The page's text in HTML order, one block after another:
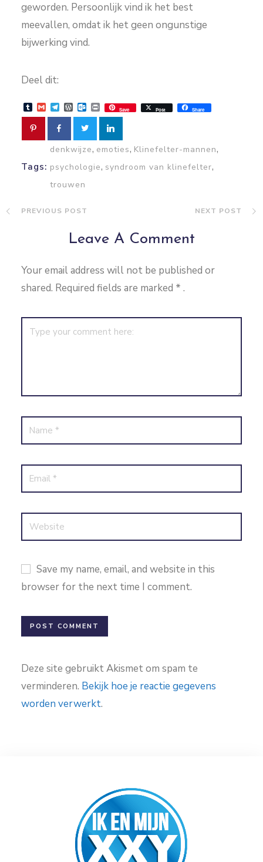
geworden. Persoonlijk vind ik het best
meevallen, omdat ik het geen ongunstige
bijwerking vind.
Deel dit:
Tumblr
GmailTelegram
WordPress
Outlook.com
PrintSave Post Share
Tags:
denkwijze, emoties, Klinefelter-mannen,
psychologie, syndroom van klinefelter,
trouwen
PREVIOUS POST NEXT POST
Leave A Comment
Your email address will not be published or
shared. Required fields are marked * .
Save my name, email, and website in this
browser for the next time I comment.
Deze site gebruikt Akismet om spam te
verminderen. Bekijk hoe je reactie gegevens
worden verwerkt.